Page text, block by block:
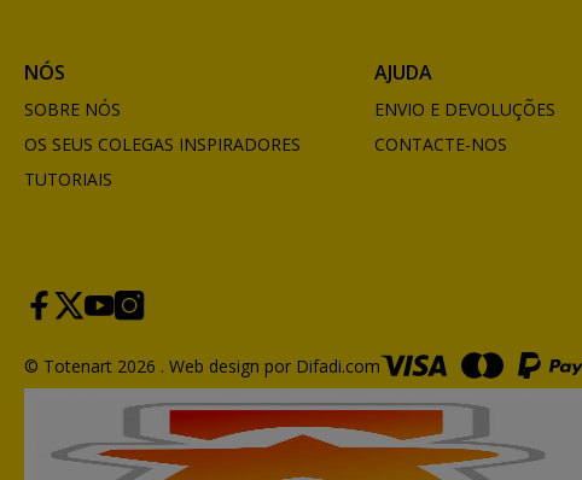
NÓS
SOBRE NÓS
OS SEUS COLEGAS INSPIRADORES
TUTORIAIS
AJUDA
ENVIO E DEVOLUÇÕES
CONTACTE-NOS
© Totenart 2026 . Web design por Difadi.com